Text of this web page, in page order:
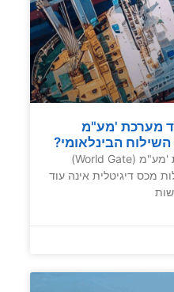
2026: כיצד מערכת 'מע"מ
רפורמת המכס 2026: מערכת 'מע"מ (World Gate)
מכס דיגיטלית אינה עוד